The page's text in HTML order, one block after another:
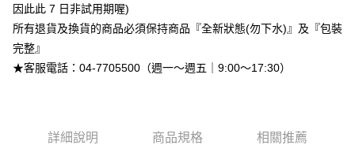
用戶於交易時，得透過本服務購買商品或服務，並由商店將買賣／分期付款
買賣價金債權讓與本公司後，依約使用本公司帳單繳交帳款。
2.基於同意付款使用「大哥付你分期」之契約關係目的，商店將以您的個人
資料（包含姓名、電話或地址）提供予台灣大哥大進項蒐集、處理及利用，
由本公司與您本人進行分期帳單所需資料之確認、核對及更正。
※ 請注意：結帳手續完成當下不需立刻繳費，但若您需要取消訂單，請聯絡
購買商品的店家。未經商家同意取消之訂單仍視為有效，需透過AFTEE先享
後付繳納相關費用。
※ 交易是否成功請以「AFTEE先享後付 」之結帳頁面顯示為準，若有關於
是否繳費成功／繳費後需取消欲退款等相關疑問，請聯繫「AFTEE先享後付
易，需依本服務之必要範圍內提供個人資料，並將交易相關給付款項請求債
因此此 7 日非試用期喔)
所有退貨及換貨的商品必須保持商品『全新狀態(勿下水)』及『包裝
完整』
★客服電話：04-7705500（週一～週五｜9:00～17:30）
詳細說明 商品規格 相關推薦